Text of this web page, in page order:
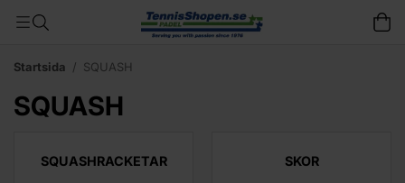
Startsida / SQUASH
SQUASH
SQUASHRACKETAR SKOR